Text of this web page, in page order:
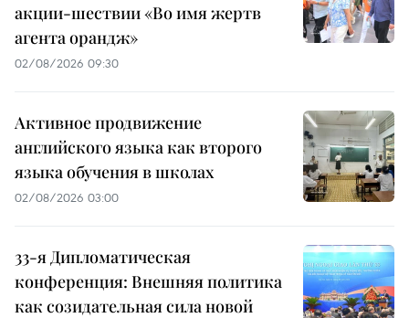
акции-шествии «Во имя жертв
агента орандж»
02/08/2026 09:30
Активное продвижение
английского языка как второго
языка обучения в школах
02/08/2026 03:00
33-я Дипломатическая
конференция: Внешняя политика
как созидательная сила новой